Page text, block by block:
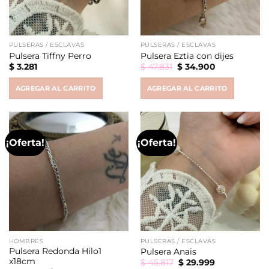
PULSERAS / ESCLAVAS
Pulsera Tiffny Perro
$3.281
AGREGAR AL CARRITO
PULSERAS / ESCLAVAS
Pulsera Eztia con dijes
$47.831 Original
price
$ 47.831.
$34.900Current
$ 34.900.
AGREGAR AL CARRITO
¡Oferta!
HOMBRES
Pulsera Redonda Hilo1
x18cm
¡Oferta!
PULSERAS / ESCLAVAS
Pulsera Anais
$45.817 Original
$29.999Current